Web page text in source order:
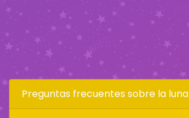
Preguntas frecuentes sobre la luna